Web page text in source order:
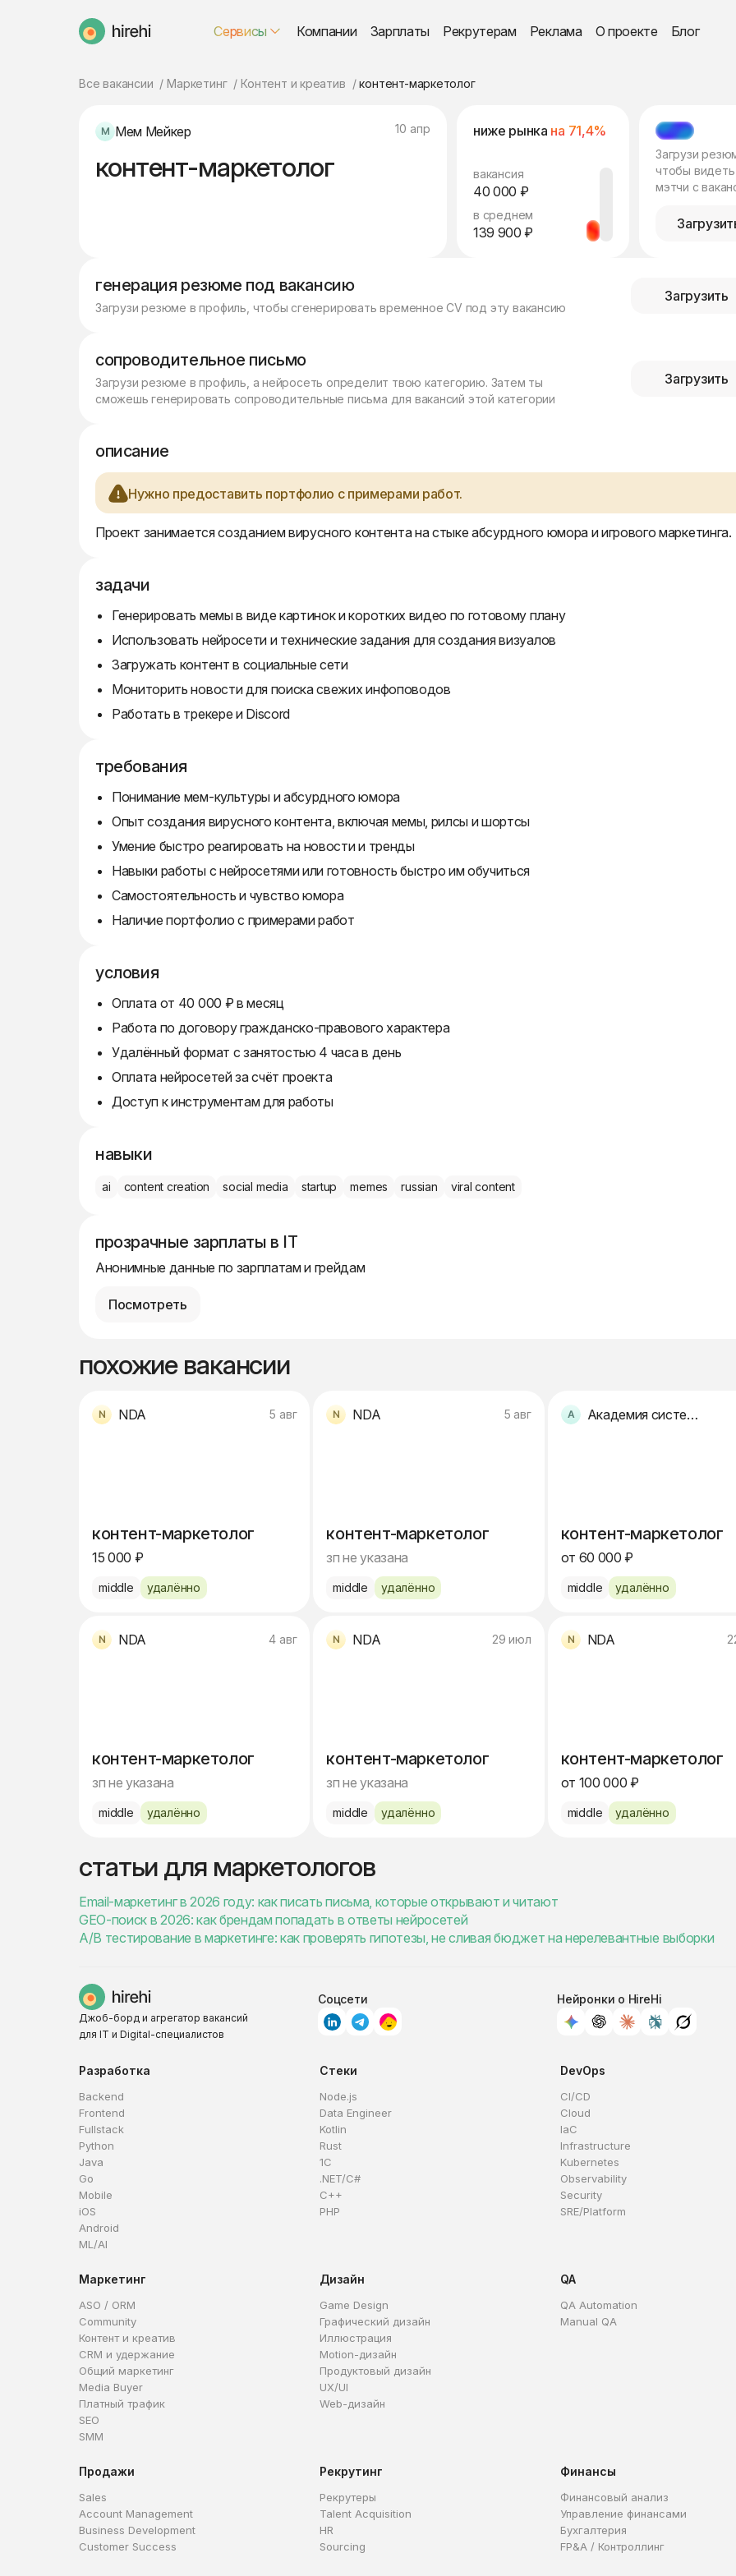
HireHi Сервисы Компании Зарплаты Рекрутерам Реклама О проекте Блог
Все вакансии Маркетинг Контент и креатив контент-маркетолог
Мем Мейкер 10 апр
контент-маркетолог
ниже рынка на 71,4%
вакансия
40 000 ₽
в среднем
139 900 ₽
МЭТЧ
Загрузи
чтобы видеть
мэтчи с
генерация резюме под вакансию
Загрузи резюме в профиль, чтобы сгенерировать временное CV под эту вакансию
Загрузить
сопроводительное письмо
Загрузи резюме в профиль, а нейросеть определит твою категорию. Затем ты
сможешь генерировать сопроводительные письма для вакансий этой категории
Загрузить
описание
Нужно предоставить портфолио с примерами работ.
Проект занимается созданием вирусного контента на стыке абсурдного юмора и игрового маркетинга.
задачи
Генерировать мемы в виде картинок и коротких видео по готовому плану
Использовать нейросети и технические задания для создания визуалов
Загружать контент в социальные сети
Мониторить новости для поиска свежих инфоповодов
Работать в трекере и Discord
требования
Понимание мем-культуры и абсурдного юмора
Опыт создания вирусного контента, включая мемы, рилсы и шортсы
Умение быстро реагировать на новости и тренды
Навыки работы с нейросетями или готовность быстро им обучиться
Самостоятельность и чувство юмора
Наличие портфолио с примерами работ
условия
Оплата от 40 000 ₽ в месяц
Работа по договору гражданско-правового характера
Удалённый формат с занятостью 4 часа в день
Оплата нейросетей за счёт проекта
Доступ к инструментам для работы
навыки
ai content creation social media startup memes russian viral content
прозрачные зарплаты в IT
Анонимные данные по зарплатам и грейдам
Посмотреть
похожие вакансии
NDA 5 авг
контент-маркетолог
15 000 ₽
middle удалённо
NDA 5 авг
контент-маркетолог
зп не указана
middle удалённо
Академия системного здоровья
контент-маркетолог
от 60 000 ₽
middle удалённо
NDA 4 авг
контент-маркетолог
зп не указана
middle удалённо
NDA 29 июл
контент-маркетолог
зп не указана
middle удалённо
NDA
контент-маркетолог
от 100 000 ₽
middle удалённо
статьи для маркетологов
Email-маркетинг в 2026 году: как писать письма, которые открывают и читают
GEO-поиск в 2026: как брендам попадать в ответы нейросетей
A/B тестирование в маркетинге: как проверять гипотезы, не сливая бюджет на нерелевантные выборки
Джоб-борд и агрегатор вакансий
для IT и Digital-специалистов
Соцсети Нейронки о HireHi
Разработка
Backend
Frontend
Fullstack
Python
Java
Go
Mobile
iOS
Android
ML/AI
Стеки
Node.js
Data Engineer
Kotlin
Rust
1C
.NET/C#
C++
PHP
DevOps
CI/CD
Cloud
IaC
Infrastructure
Kubernetes
Observability
Security
SRE/Platform
Маркетинг
ASO / ORM
Community
Контент и креатив
CRM и удержание
Общий маркетинг
Media Buyer
Платный трафик
SEO
SMM
Дизайн
Game Design
Графический дизайн
Иллюстрация
Motion-дизайн
Продуктовый дизайн
UX/UI
Web-дизайн
QA
QA Automation
Manual QA
Продажи
Sales
Account Management
Business Development
Customer Success
Рекрутинг
Рекрутеры
Talent Acquisition
HR
Sourcing
Финансы
Финансовый анализ
Управление финансами
Бухгалтерия
FP&A / Контроллинг